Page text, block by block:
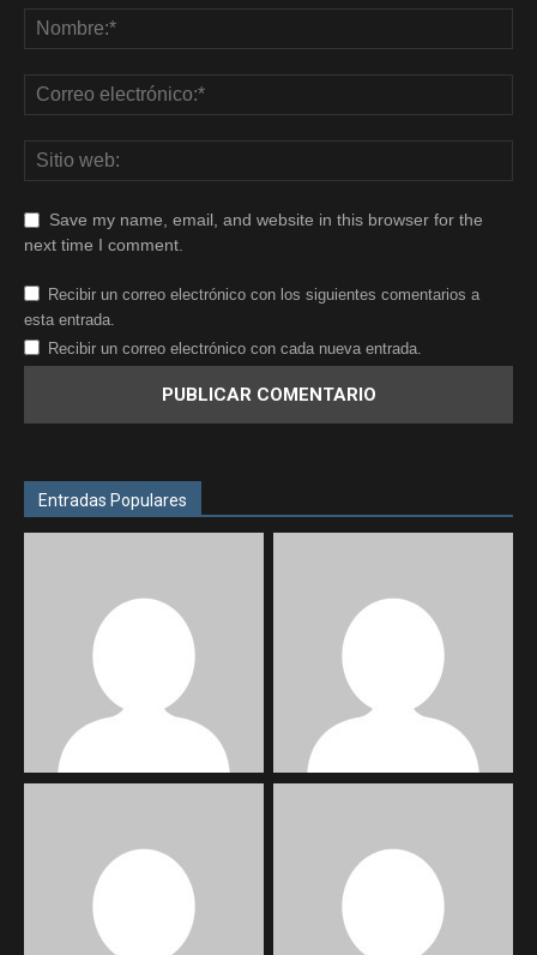
Save my name, email, and website in this browser for the
next time I comment.
Recibir un correo electrónico con los siguientes comentarios a
esta entrada.
Recibir un correo electrónico con cada nueva entrada.
Entradas Populares